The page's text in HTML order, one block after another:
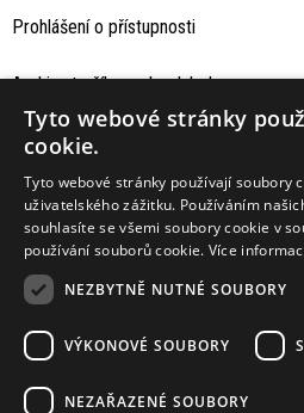
Prohlášení o přístupnosti
Archiv staršího webu Jaboku
Podporují nás
Tyto webové stránky
cookie.
Tyto webové stránky používají soubory
uživatelského zážitku. Používáním
souhlasíte se všemi soubory cookie v
používání souborů cookie. Více
NEZBYTNĚ NUTNÉ SOUBORY
VÝKONOVÉ SOUBORY
NEZAŘAZENÉ SOUBORY